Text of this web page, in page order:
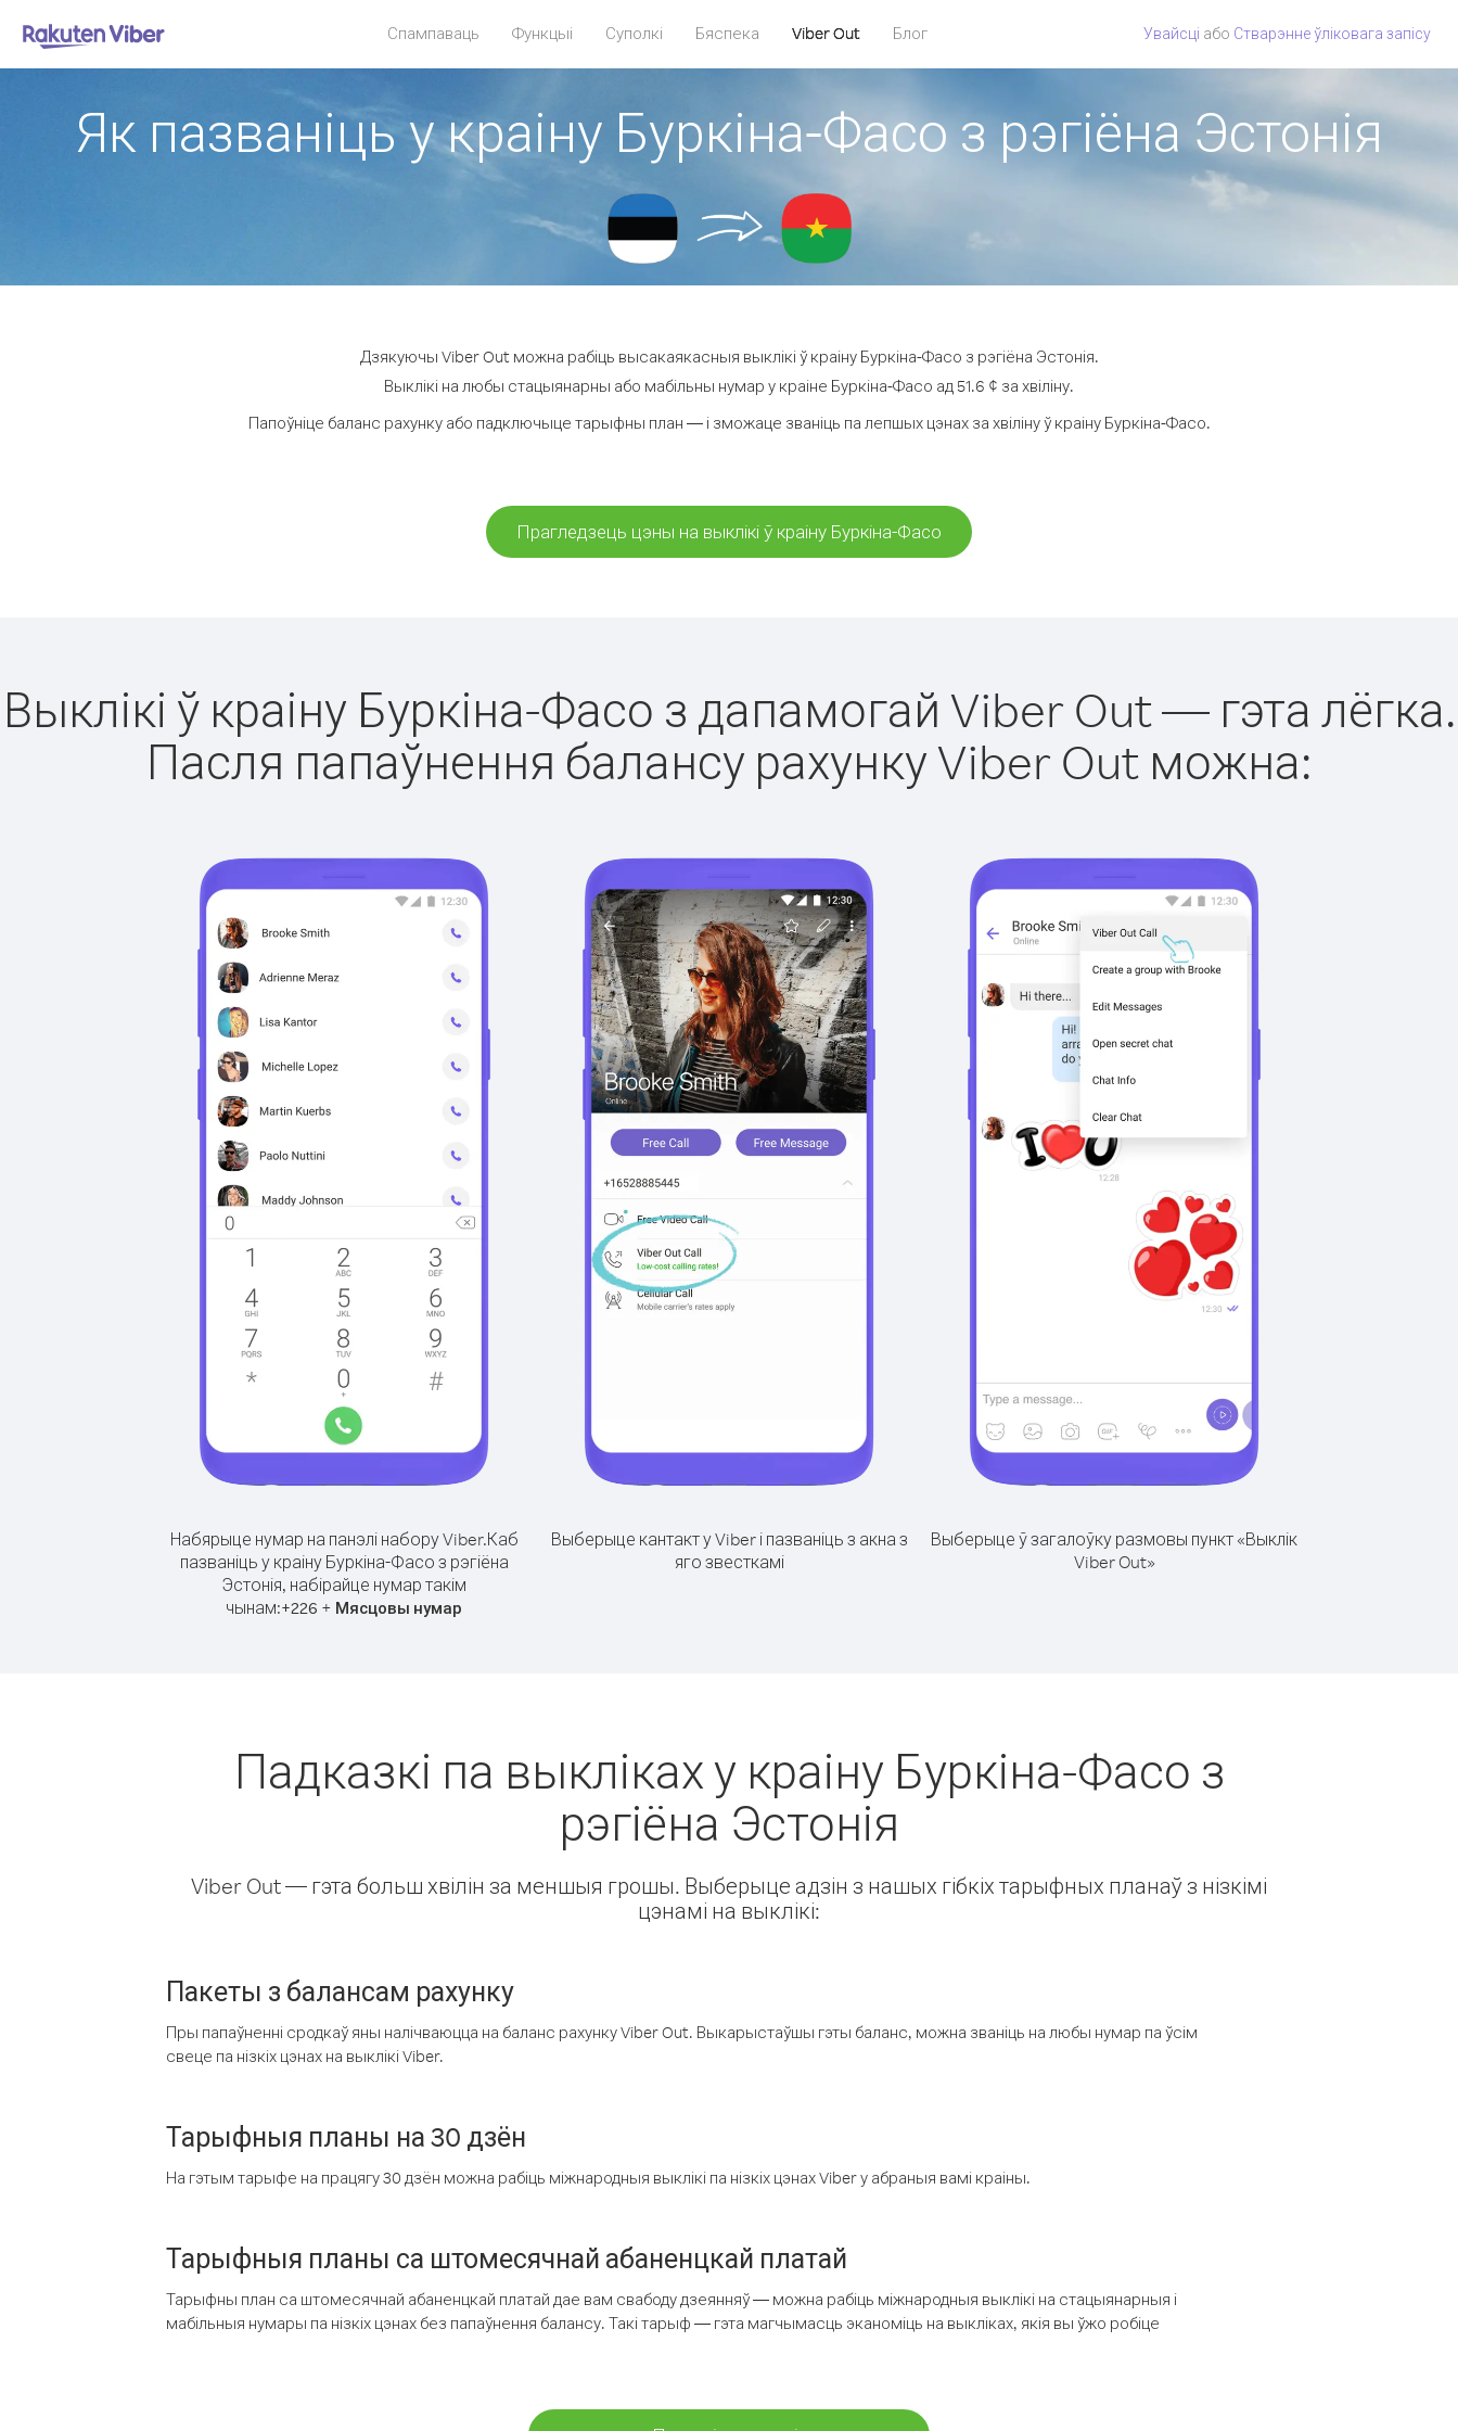
Спампаваць Функцыі Суполкі Бяспека Viber Out Блог Увайсці або Стварэнне ўліковага запісу
Як пазваніць у краіну Буркіна-Фасо з рэгіёна Эстонія
Дзякуючы Viber Out можна рабіць высакаякасныя выклікі ў краіну Буркіна-Фасо з рэгіёна Эстонія.
Выклікі на любы стацыянарны або мабільны нумар у краіне Буркіна-Фасо ад 51.6 ¢ за хвіліну.
Папоўніце баланс рахунку або падключыце тарыфны план — і зможаце званіць па лепшых цэнах за хвіліну ў краіну Буркіна-Фасо.
Прагледзець цэны на выклікі ў краіну Буркіна-Фасо
Выклікі ў краіну Буркіна-Фасо з дапамогай Viber Out — гэта лёгка.
Пасля папаўнення балансу рахунку Viber Out можна:
Набярыце нумар на панэлі набору Viber.Каб
пазваніць у краіну Буркіна-Фасо з рэгіёна
Эстонія, набірайце нумар такім
чынам:+226 + Мясцовы нумар
Выберыце кантакт у Viber і пазваніць з акна з
яго звесткамі
Выберыце ў загалоўку размовы пункт «Выклік
Viber Out»
Падказкі па выкліках у краіну Буркіна-Фасо з
рэгіёна Эстонія
Viber Out — гэта больш хвілін за меншыя грошы. Выберыце адзін з нашых гібкіх тарыфных планаў з нізкімі
цэнамі на выклікі:
Пакеты з балансам рахунку
Пры папаўненні сродкаў яны налічваюцца на баланс рахунку Viber Out. Выкарыстаўшы гэты баланс, можна званіць на любы нумар па ўсім
свеце па нізкіх цэнах на выклікі Viber.
Тарыфныя планы на 30 дзён
На гэтым тарыфе на працягу 30 дзён можна рабіць міжнародныя выклікі па нізкіх цэнах Viber у абраныя вамі краіны.
Тарыфныя планы са штомесячнай абаненцкай платай
Тарыфны план са штомесячнай абаненцкай платай дае вам свабоду дзеянняў — можна рабіць міжнародныя выклікі на стацыянарныя і
мабільныя нумары па нізкіх цэнах без папаўнення балансу. Такі тарыф — гэта магчымасць эканоміць на выкліках, якія вы ўжо робіце